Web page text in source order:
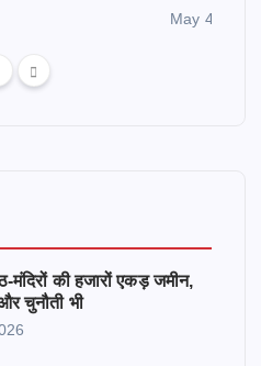
May 4, 2026
मंदिरों की हजारों एकड़ जमीन,
चुनौती भी